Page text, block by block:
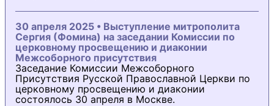
30 апреля 2025 • Выступление митрополита
Сергия (Фомина) на заседании Комиссии по
церковному просвещению и диаконии
Межсоборного присутствия
Заседание Комиссии Межсоборного
Присутствия Русской Православной Церкви по
церковному просвещению и диаконии
состоялось 30 апреля в Москве.